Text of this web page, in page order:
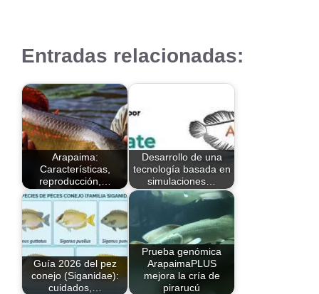
Entradas relacionadas:
Arapaima:
Características,
reproducción,…
Desarrollo de una
tecnología basada en
simulaciones…
Guía 2026 del pez
conejo (Siganidae):
cuidados,…
Prueba genómica
ArapaimaPLUS
mejora la cría de
pirarucú